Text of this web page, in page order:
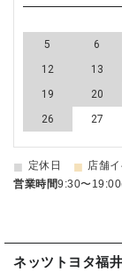
5
6
12
13
19
20
26
27
■ 定休日 ■ 店舗
営業時間9:30〜
ネッツトヨタ福